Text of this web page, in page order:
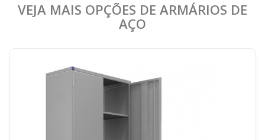
VEJA MAIS OPÇÕES DE ARMÁRIOS DE
AÇO